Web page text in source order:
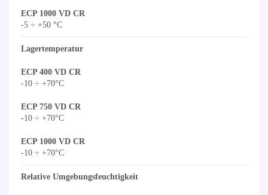
ECP 1000 VD CR
-5 ÷ +50 °C
Lagertemperatur
ECP 400 VD CR
-10 ÷ +70°C
ECP 750 VD CR
-10 ÷ +70°C
ECP 1000 VD CR
-10 ÷ +70°C
Relative Umgebungsfeuchtigkeit